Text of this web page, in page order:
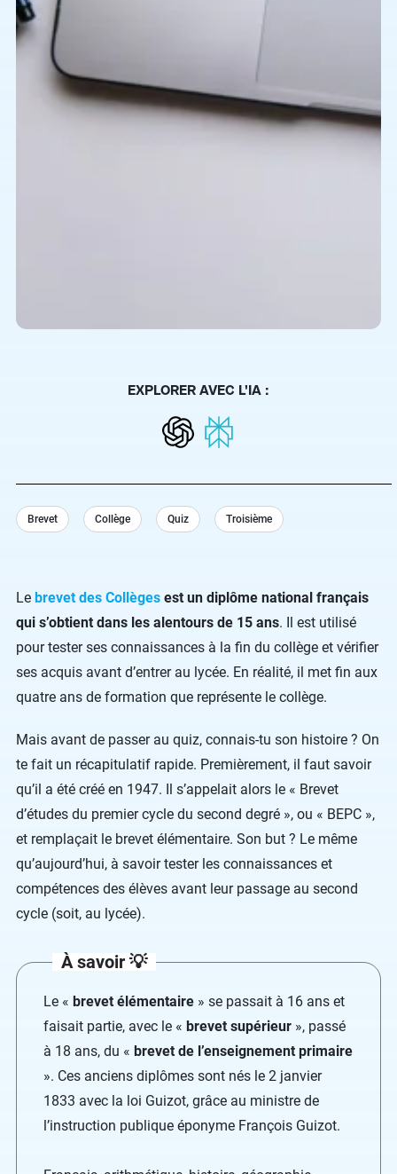
Le brevet des Collèges est un diplôme national français
qui s’obtient dans les alentours de 15 ans. Il est utilisé
pour tester ses connaissances à la fin du collège et vérifier
ses acquis avant d’entrer au lycée. En réalité, il met fin aux
quatre ans de formation que représente le collège.
Mais avant de passer au quiz, connais-tu son histoire ? On
te fait un récapitulatif rapide. Premièrement, il faut savoir
qu’il a été créé en 1947. Il s’appelait alors le « Brevet
d’études du premier cycle du second degré », ou « BEPC »,
et remplaçait le brevet élémentaire. Son but ? Le même
qu’aujourd’hui, à savoir tester les connaissances et
compétences des élèves avant leur passage au second
cycle (soit, au lycée).
À savoir 💡
Le « brevet élémentaire » se passait à 16 ans et
faisait partie, avec le « brevet supérieur », passé
à 18 ans, du « brevet de l’enseignement primaire
». Ces anciens diplômes sont nés le 2 janvier
1833 avec la loi Guizot, grâce au ministre de
l’instruction publique éponyme François Guizot.
EXPLORER AVEC L'IA :
Brevet Collège Quiz Troisième